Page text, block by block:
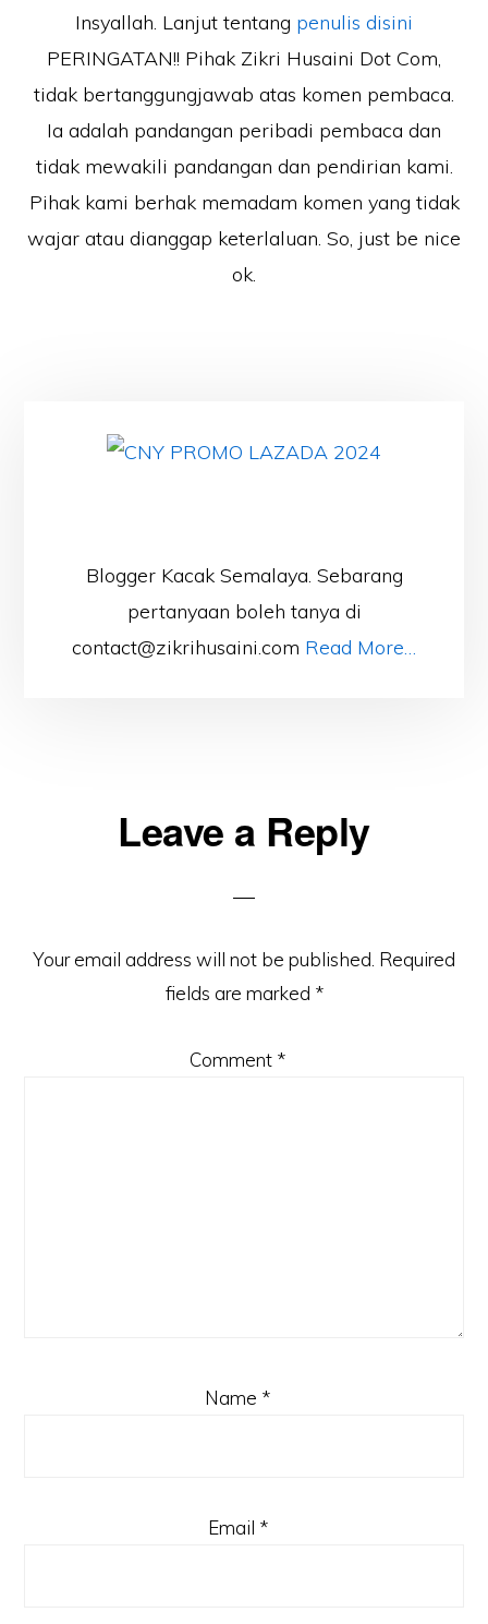
Insyallah. Lanjut tentang penulis disini
PERINGATAN!! Pihak Zikri Husaini Dot Com,
tidak bertanggungjawab atas komen pembaca.
Ia adalah pandangan peribadi pembaca dan
tidak mewakili pandangan dan pendirian kami.
Pihak kami berhak memadam komen yang tidak
wajar atau dianggap keterlaluan. So, just be nice
ok.
Blogger Kacak Semalaya. Sebarang
pertanyaan boleh tanya di
contact@zikrihusaini.com Read More…
ReaderLeave a Reply
Your email address will not be published. Required
fields are marked *
Comment *
Name *
Email *